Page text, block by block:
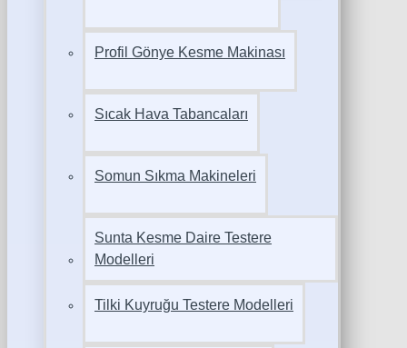
Profil Gönye Kesme Makinası
Sıcak Hava Tabancaları
Somun Sıkma Makineleri
Sunta Kesme Daire Testere
Modelleri
Tilki Kuyruğu Testere Modelleri